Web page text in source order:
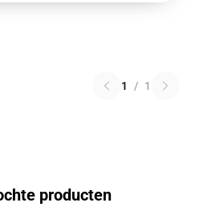
1 / 1
producten